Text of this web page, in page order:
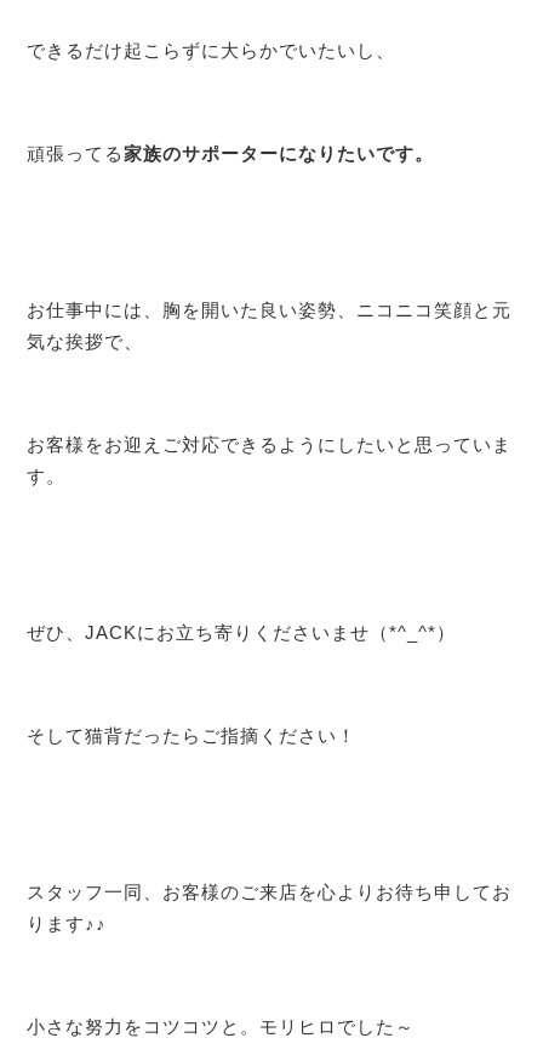
できるだけ起こらずに大らかでいたいし、
頑張ってる家族のサポーターになりたいです。
お仕事中には、胸を開いた良い姿勢、ニコニコ笑顔と元
気な挨拶で、
お客様をお迎えご対応できるようにしたいと思っていま
す。
ぜひ、JACKにお立ち寄りくださいませ（*^_^*）
そして猫背だったらご指摘ください！
スタッフ一同、お客様のご来店を心よりお待ち申してお
ります♪♪
小さな努力をコツコツと。モリヒロでした～